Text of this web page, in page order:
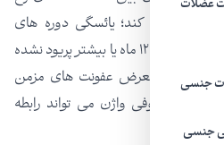
عضلات
جنسی
جنسی
آزاد نمی کند؛ یائسگی دوره های
قاعدگی را متوقف می کند. زنی یائسه است که ۱۲ ماه یا بیشتر پریود نشده
واژن بیشتر در معرض عفونت های مزمن
هستند. آتروفی واژن می تواند رابطه